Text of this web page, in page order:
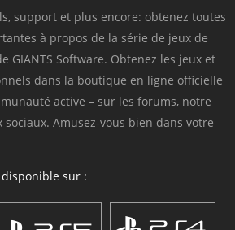
support et plus encore: obtenez toutes
à propos de la série de jeux de
GIANTS Software. Obtenez les jeux et
dans la boutique en ligne officielle
active – sur les forums, notre
sociaux. Amusez-vous bien dans votre
sur :